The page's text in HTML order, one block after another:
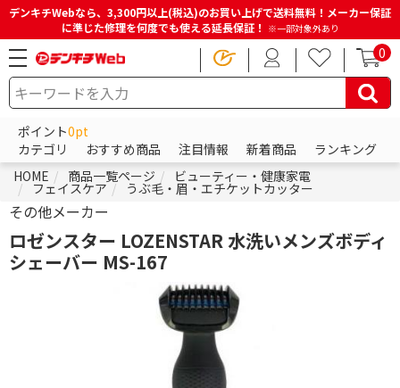
デンキチWebなら、3,300円以上(税込)のお買い上げで送料無料！メーカー保証
に準じた修理を何度でも使える延長保証！ ※一部対象外あり
0
ポイント0pt
カテゴリ
おすすめ商品 注目情報 新着商品
ランキング
HOME
商品一覧ページ ビューティー・健康家電
フェイスケア うぶ毛・眉・エチケットカッター
その他メーカー
ロゼンスター LOZENSTAR 水洗いメンズボディ
シェーバー MS-167